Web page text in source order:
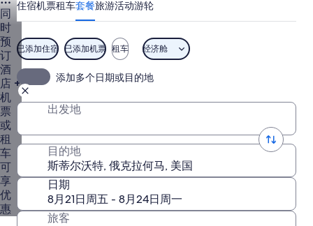
尔
沃
特
旅
游
套
票 |
斯
蒂
尔
沃
特
机
同
时
预
订
酒
店 +
机
票
或
租
车
可
享
优
惠
住宿机票租车套餐旅游活动游轮
已添加住宿 已添加机票 租车 经济舱
添加多个日期或目的地
出发地
目的地
日期
旅客